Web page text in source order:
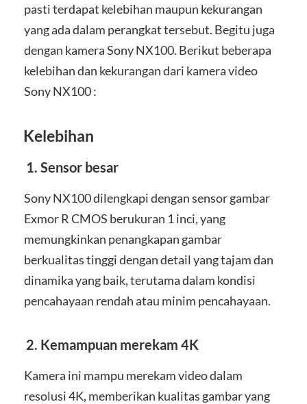
pasti terdapat kelebihan maupun kekurangan
yang ada dalam perangkat tersebut. Begitu juga
dengan kamera Sony NX100. Berikut beberapa
kelebihan dan kekurangan dari kamera video
Sony NX100 :
Kelebihan
1. Sensor besar
Sony NX100 dilengkapi dengan sensor gambar
Exmor R CMOS berukuran 1 inci, yang
memungkinkan penangkapan gambar
berkualitas tinggi dengan detail yang tajam dan
dinamika yang baik, terutama dalam kondisi
pencahayaan rendah atau minim pencahayaan.
2. Kemampuan merekam 4K
Kamera ini mampu merekam video dalam
resolusi 4K, memberikan kualitas gambar yang